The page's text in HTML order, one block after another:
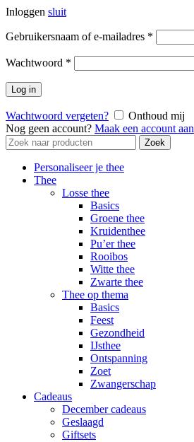
Inloggen sluit
Gebruikersnaam of e-mailadres *
Wachtwoord *
Log in
Wachtwoord vergeten?
Onthoud mij
Nog geen account? Maak een account aan
Zoek
naar:
Zoek
Personaliseer je thee
Thee
Losse thee
Basics
Groene thee
Kruidenthee
Pu’er thee
Rooibos
Witte thee
Zwarte thee
Thee op thema
Basics
Feest
Gezondheid
IJsthee
Ontspanning
Zoet
Zwangerschap
Cadeaus
December cadeaus
Geslaagd
Giftsets